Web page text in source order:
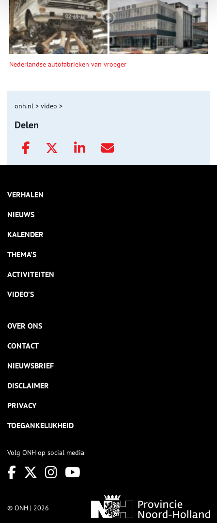
Nederlandse autofabrieken van vroeger
onh.nl > video >
Delen
VERHALEN
NIEUWS
KALENDER
THEMA’S
ACTIVITEITEN
VIDEO’S
OVER ONS
CONTACT
NIEUWSBRIEF
DISCLAIMER
PRIVACY
TOEGANKELIJKHEID
Volg ONH op social media
© ONH | 2026